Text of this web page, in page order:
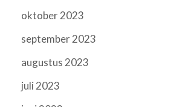
oktober 2023
september 2023
augustus 2023
juli 2023